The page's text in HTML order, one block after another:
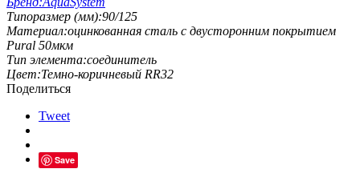
Типоразмер (мм):90/125
Материал:оцинкованная сталь с двусторонним покрытием
Pural 50мкм
Тип элемента:соединитель
Цвет:Темно-коричневый RR32
Поделиться
Tweet
Save